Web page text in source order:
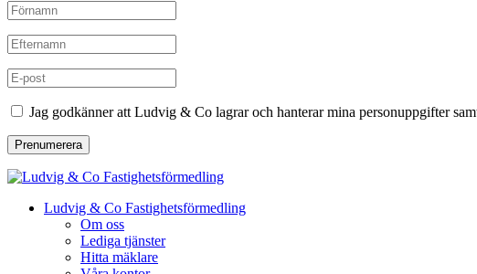
Jag godkänner att Ludvig & Co lagrar och hanterar mina personuppgifter
Prenumerera
Ludvig & Co Fastighetsförmedling
Om oss
Lediga tjänster
Hitta mäklare